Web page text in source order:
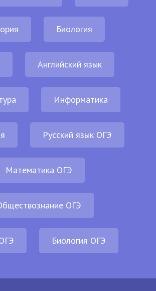
Биология
Английский язык
Информатика
Русский язык ОГЭ
Математика ОГЭ
ОГЭ
Биология ОГЭ